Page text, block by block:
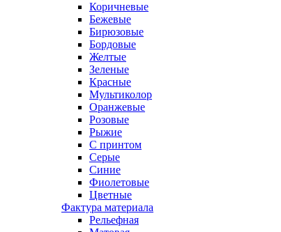
Коричневые
Бежевые
Бирюзовые
Бордовые
Желтые
Зеленые
Красные
Мультиколор
Оранжевые
Розовые
Рыжие
С принтом
Серые
Синие
Фиолетовые
Цветные
Фактура материала
Рельефная